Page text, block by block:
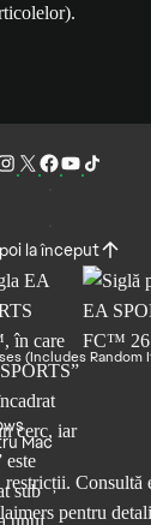
la început
(Includes Random
Mac
Consultă
pentru